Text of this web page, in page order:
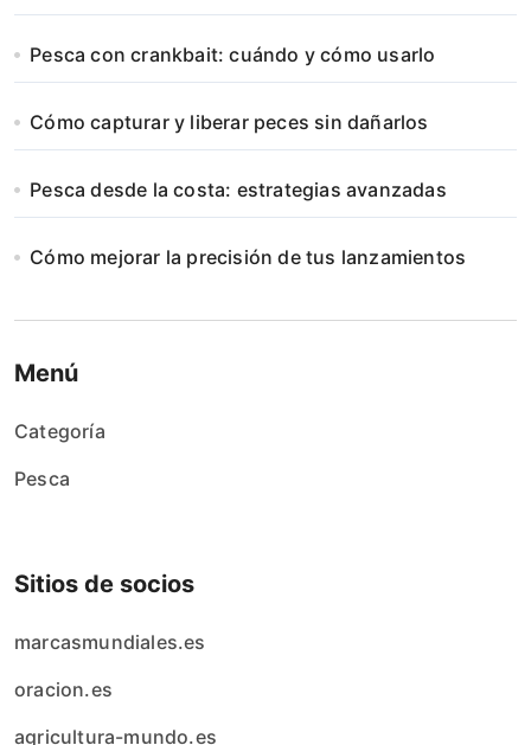
Pesca con crankbait: cuándo y cómo usarlo
Cómo capturar y liberar peces sin dañarlos
Pesca desde la costa: estrategias avanzadas
Cómo mejorar la precisión de tus lanzamientos
Menú
Categoría
Pesca
Sitios de socios
marcasmundiales.es
oracion.es
agricultura-mundo.es